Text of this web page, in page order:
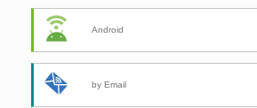
Android
by Email